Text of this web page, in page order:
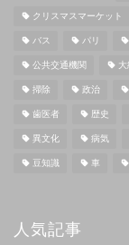
クリスマスマーケット
バス パリ
公共交通機関 大
掃除 政治
歯医者 歴史
異文化 病気
豆知識 車
人気記事